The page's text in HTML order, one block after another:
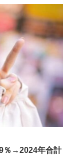
％→2024年合計